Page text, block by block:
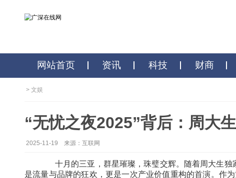
网站首页 资讯 科技 财商
“无忧之夜2025”背后：周
2025-11-19 来源：互联网